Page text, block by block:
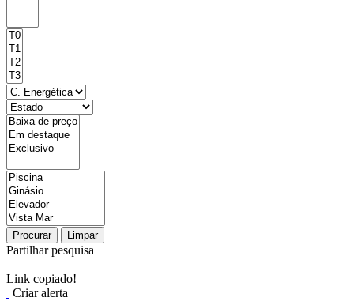
Procurar Limpar
Partilhar pesquisa
Link copiado!
Criar alerta